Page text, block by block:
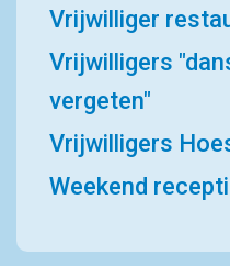
Vrijwilliger
Vrijwilligers
vergeten"
Vrijwilligers
Weekend